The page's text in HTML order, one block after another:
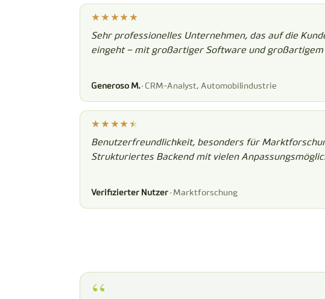
Sehr professionelles Unternehmen, das auf die
eingeht – mit großartiger Software und großartigem
Generoso M. · CRM-Analyst, Automobilindustrie
Benutzerfreundlichkeit, besonders für
Strukturiertes Backend mit vielen
Verifizierter Nutzer · Marktforschung